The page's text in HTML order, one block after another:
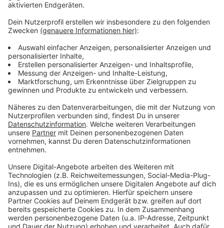
Anzeige
Das Material musste entschärft werden. Deswegen
wurden in der Nacht das Tankstellengelände, die
Raststätte und auch der angrenzende Parkplatz
geräumt. Im Anschluss musste die A3 in beide
Fahrtrichtungen komplett gesperrt werden. Experten
des Landeskriminalamtes entschärften und stellten
auch die Gegenstände sicher. Um halb 4 in der Nacht
konnte die Sperrung aufgehoben werden. Die
Kriminalpolizei ermittelt jetzt.